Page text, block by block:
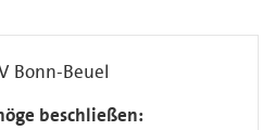
Bonn-Beuel
beschließen: